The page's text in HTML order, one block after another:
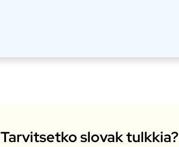
Tarvitsetko slovak tulkkia?